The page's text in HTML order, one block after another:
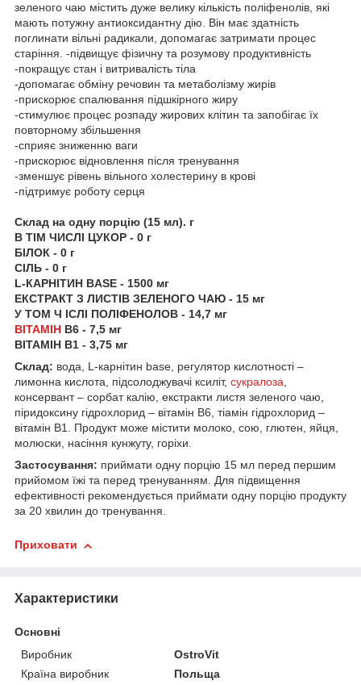
зеленого чаю містить дуже велику кількість поліфенолів, які
мають потужну антиоксидантну дію. Він має здатність
поглинати вільні радикали, допомагає затримати процес
старіння. -підвищує фізичну та розумову продуктивність
-покращує стан і витривалість тіла
-допомагає обміну речовин та метаболізму жирів
-прискорює спалювання підшкірного жиру
-стимулює процес розпаду жирових клітин та запобігає їх
повторному збільшення
-сприяє зниженню ваги
-прискорює відновлення після тренування
-зменшує рівень вільного холестерину в крові
-підтримує роботу серця
Склад на одну порцію (15 мл). г
В ТІМ ЧИСЛІ ЦУКОР - 0 г
БІЛОК - 0 г
СІЛЬ - 0 г
L-КАРНІТИН BASE - 1500 мг
ЕКСТРАКТ З ЛИСТІВ ЗЕЛЕНОГО ЧАЮ - 15 мг
У ТОМ Ч ІСЛІ ПОЛІФЕНОЛОВ - 14,7 мг
ВІТАМІН B6 - 7,5 мг
ВІТАМІН B1 - 3,75 мг
Склад: вода, L-карнітин base, регулятор кислотності –
лимонна кислота, підсолоджувачі ксиліт, сукралоза,
консервант – сорбат калію, екстракти листя зеленого чаю,
піридоксину гідрохлорид – вітамін B6, тіамін гідрохлорид –
вітамін В1. Продукт може містити молоко, сою, глютен, яйця,
молюски, насіння кунжуту, горіхи.
Застосування: приймати одну порцію 15 мл перед першим
прийомом їжі та перед тренуванням. Для підвищення
ефективності рекомендується приймати одну порцію продукту
за 20 хвилин до тренування.
Приховати
Характеристики
Основні
Виробник
OstroVit
Країна виробник
Польща